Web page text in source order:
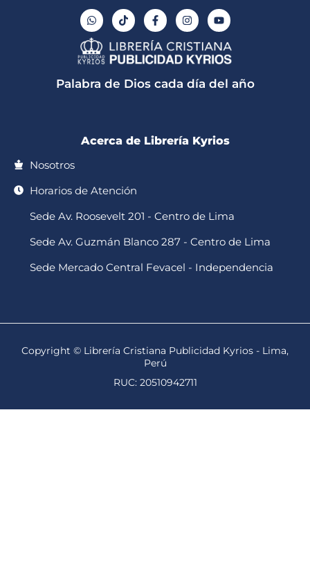
W
h
a
t
s
a
p
T
i
k
t
o
k
F
a
c
e
b
o
k
I
n
s
t
a
g
a
Y
o
u
t
u
b
Palabra de Dios cada día del año
Acerca de Librería Kyrios
Nosotros
Horarios de Atención
Sede Av. Roosevelt 201 - Centro de Lima
Sede Av. Guzmán Blanco 287 - Centro de Lima
Sede Mercado Central Fevacel - Independencia
Copyright © Librería Cristiana Publicidad Kyrios - Lima,
Perú
RUC: 20510942711